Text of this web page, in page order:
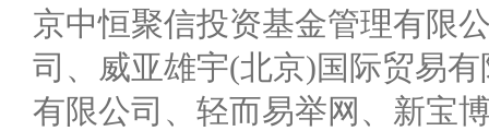
京中恒聚信投资基金管理有限
司、威亚雄宇(北京)国际贸易
有限公司、轻而易举网、新宝